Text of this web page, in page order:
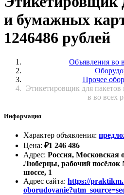
и бумажных
1246486 рублей
Объявления во
Прочее
Этикетировщик для
в во всех
Информация
Характер объявления:
Цена: ₽1 246 486
Адрес: Россия, Московская
Люберцы, рабочий посёлок
шоссе, 1
Адрес сайта: https://